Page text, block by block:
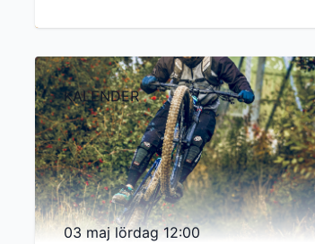
KALENDER
03 maj lördag 12:00